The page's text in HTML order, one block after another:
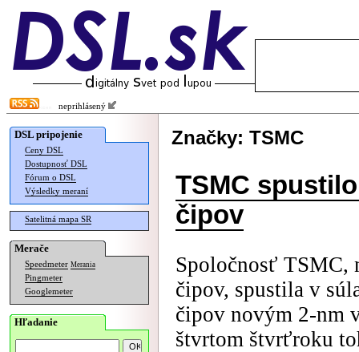
neprihlásený
DSL pripojenie
Ceny DSL
Dostupnosť DSL
Fórum o DSL
Výsledky meraní
Satelitná mapa SR
Merače
Speedmeter Merania
Pingmeter
Googlemeter
Hľadanie
Značky: TSMC
TSMC
čipov
Spoločnosť TSMC,
čipov, spustila v
čipov novým 2-nm
štvrtom štvrťroku